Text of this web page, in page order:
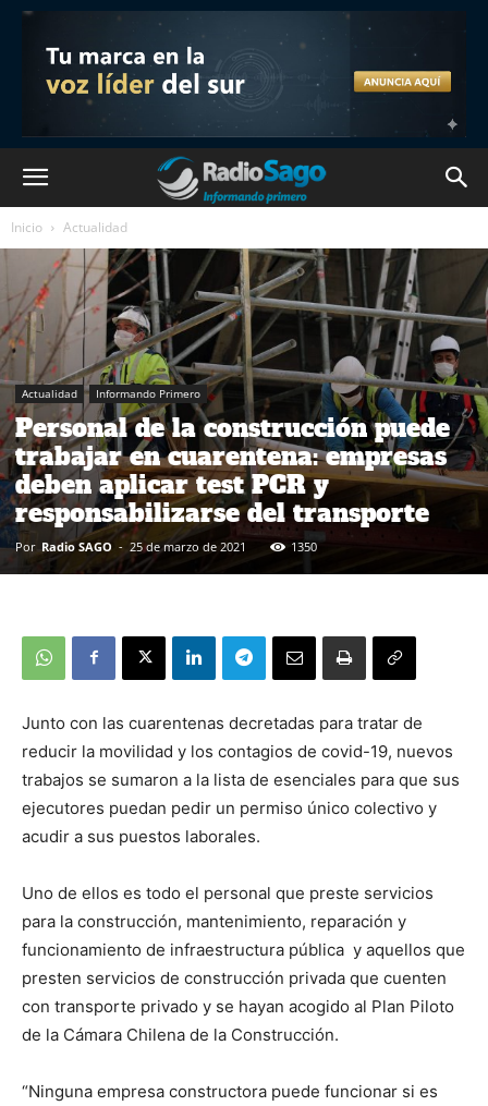
Inicio Actualidad
Actualidad Informando Primero
Personal de la construcción puede
trabajar en cuarentena: empresas
deben aplicar test PCR y
responsabilizarse del transporte
Por Radio SAGO - 25 de marzo de 2021 1350
Junto con las cuarentenas decretadas para tratar de
reducir la movilidad y los contagios de covid-19, nuevos
trabajos se sumaron a la lista de esenciales para que sus
ejecutores puedan pedir un permiso único colectivo y
acudir a sus puestos laborales.
Uno de ellos es todo el personal que preste servicios
para la construcción, mantenimiento, reparación y
funcionamiento de infraestructura pública y aquellos que
presten servicios de construcción privada que cuenten
con transporte privado y se hayan acogido al Plan Piloto
de la Cámara Chilena de la Construcción.
“Ninguna empresa constructora puede funcionar si es